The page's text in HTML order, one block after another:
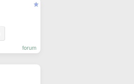
forum